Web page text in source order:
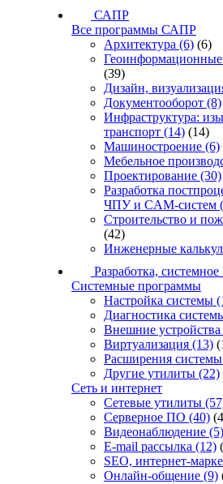
САПР
Все программы САПР
Архитектура (6) (6)
(39)
Дизайн,
Документооборот (8)
Инфраструктура:
транспорт (14) (14)
Машиностроение (6)
Мебельное
Проектирование (30)
Разработка
ЧПУ и CAM-систем
Строительство и
(42)
Инженерные
Разработка,
Системные программы
Настройка системы
Диагностика
Внешние устройства
Виртуализация (13)
Расширения системы
Другие утилиты (22)
Сеть и интернет
Сетевые утилиты
Серверное ПО (40)
Видеонаблюдение (5)
E-mail рассылка (12)
SEO, интернет-
Онлайн-общение (9)